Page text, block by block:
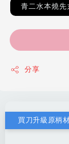
青二水本燒
分享
買刀升級原柄